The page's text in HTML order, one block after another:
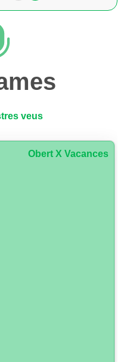
veus
Obert X Vacances